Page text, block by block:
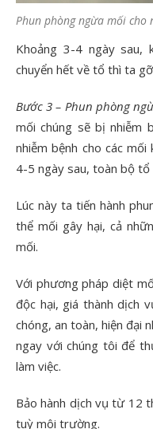
Phun phòng ngừa mối
Khoảng 3-4 ngày
chuyển hết về tổ thì ta
Bước 3 – Phun phòng
mối chúng sẽ bị nhiễm
nhiễm bệnh cho các
4-5 ngày sau, toàn bộ
Lúc này ta tiến hành
thể mối gây hại, cả
mối.
Với phương pháp diệt
độc hại, giá thành dịch
chóng, an toàn, hiện đại
ngay với chúng tôi để
làm việc.
Bảo hành dịch vụ từ 12
tuỳ môi trường.